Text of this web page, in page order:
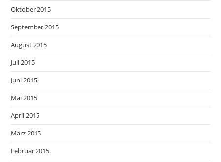
Oktober 2015
September 2015
August 2015
Juli 2015
Juni 2015
Mai 2015
April 2015
März 2015
Februar 2015